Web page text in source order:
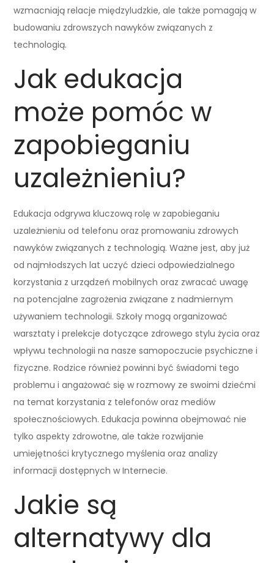
wzmacniają relacje międzyludzkie, ale także pomagają w
budowaniu zdrowszych nawyków związanych z
technologią.
Jak edukacja
może pomóc w
zapobieganiu
uzależnieniu?
Edukacja odgrywa kluczową rolę w zapobieganiu
uzależnieniu od telefonu oraz promowaniu zdrowych
nawyków związanych z technologią. Ważne jest, aby już
od najmłodszych lat uczyć dzieci odpowiedzialnego
korzystania z urządzeń mobilnych oraz zwracać uwagę
na potencjalne zagrożenia związane z nadmiernym
używaniem technologii. Szkoły mogą organizować
warsztaty i prelekcje dotyczące zdrowego stylu życia oraz
wpływu technologii na nasze samopoczucie psychiczne i
fizyczne. Rodzice również powinni być świadomi tego
problemu i angażować się w rozmowy ze swoimi dziećmi
na temat korzystania z telefonów oraz mediów
społecznościowych. Edukacja powinna obejmować nie
tylko aspekty zdrowotne, ale także rozwijanie
umiejętności krytycznego myślenia oraz analizy
informacji dostępnych w Internecie.
Jakie są
alternatywy dla